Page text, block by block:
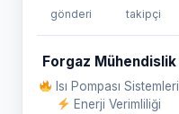
gönderi takipçi
Forgaz Mühendislik
Isı Pompası Sistemleri
Enerji Verimliliği